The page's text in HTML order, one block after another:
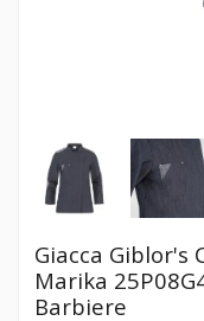
Giacca Giblor's
Marika
Barbiere